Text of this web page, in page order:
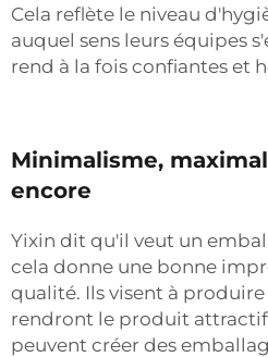
Cela reflète le niveau
auquel sens leurs équipes
rend à la fois confiantes et
Minimalisme,
encore
Yixin dit qu'il veut un
cela donne une bonne
qualité. Ils visent à
rendront le produit attractif
peuvent créer des